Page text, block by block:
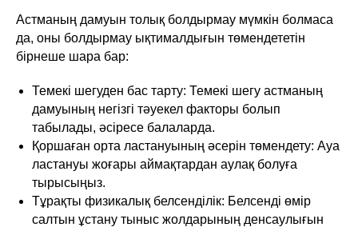
Астманың дамуын толық болдырмау мүмкін болмаса
да, оны болдырмау ықтималдығын төмендететін
бірнеше шара бар:
Темекі шегуден бас тарту: Темекі шегу астманың
дамуының негізгі тәуекел факторы болып
табылады, әсіресе балаларда.
Қоршаған орта ластануының әсерін төмендету: Ауа
ластануы жоғары аймақтардан аулақ болуға
тырысыңыз.
Тұрақты физикалық белсенділік: Белсенді өмір
салтын ұстану тыныс жолдарының денсаулығын